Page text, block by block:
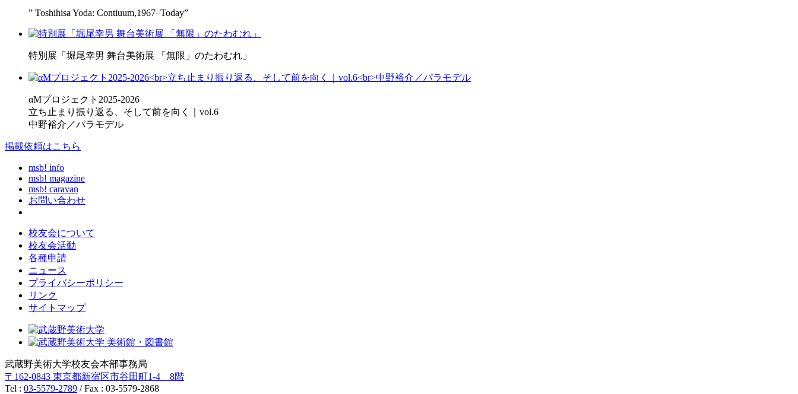
” Toshihisa Yoda: Contiuum,1967–Today”
特別展「堀尾幸男 舞台美術展 「無限」のたわむれ」
αMプロジェクト2025-2026
立ち止まり振り返る、そして前を向く｜vol.6
中野裕介／パラモデル
掲載依頼はこちら
msb! info
msb! magazine
msb! caravan
お問い合わせ
校友会について
校友会活動
各種申請
ニュース
プライバシーポリシー
リンク
サイトマップ
武蔵野美術大学校友会本部事務局
〒162-0843 東京都新宿区市谷田町1-4 8階
Tel : 03-5579-2789 / Fax : 03-5579-2868